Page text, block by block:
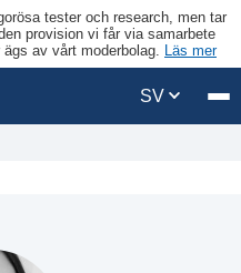
tester och research, men tar
provision vi får via samarbete
av vårt moderbolag. Läs mer
SV